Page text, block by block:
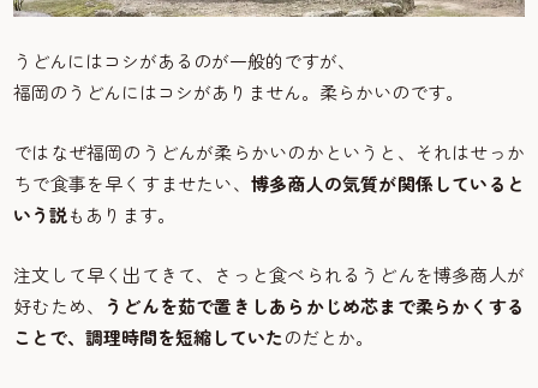
うどんにはコシがあるのが一般的ですが、
福岡のうどんにはコシがありません。柔らかいのです。
ではなぜ福岡のうどんが柔らかいのかというと、それはせっか
ちで食事を早くすませたい、 博多商人の気質が関係していると
いう説もあります。
注文して早く出てきて、さっと食べられるうどんを博多商人が
好むため、
うどんを茹で置きしあらかじめ芯まで柔らかくする
ことで、調理時間を短縮していたのだとか。